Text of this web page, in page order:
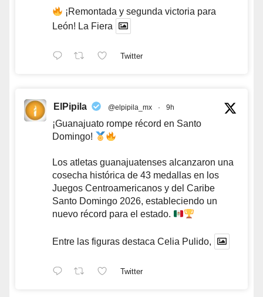
¡Remontada y segunda victoria para
León! La Fiera
Twitter
ElPipila @elpipila_mx · 9h
¡Guanajuato rompe récord en Santo
Domingo!
Los atletas guanajuatenses alcanzaron una
cosecha histórica de 43 medallas en los
Juegos Centroamericanos y del Caribe
Santo Domingo 2026, estableciendo un
nuevo récord para el estado.
Entre las figuras destaca Celia Pulido,
Twitter